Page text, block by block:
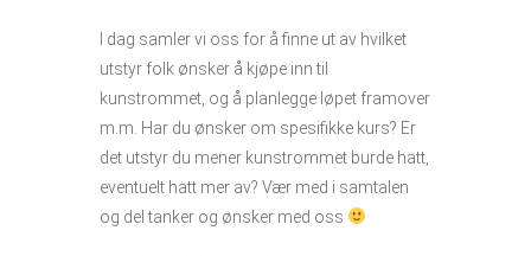
I dag samler vi oss for å finne ut av hvilket
utstyr folk ønsker å kjøpe inn til
kunstrommet, og å planlegge løpet framover
m.m. Har du ønsker om spesifikke kurs? Er
det utstyr du mener kunstrommet burde hatt,
eventuelt hatt mer av? Vær med i samtalen
og del tanker og ønsker med oss